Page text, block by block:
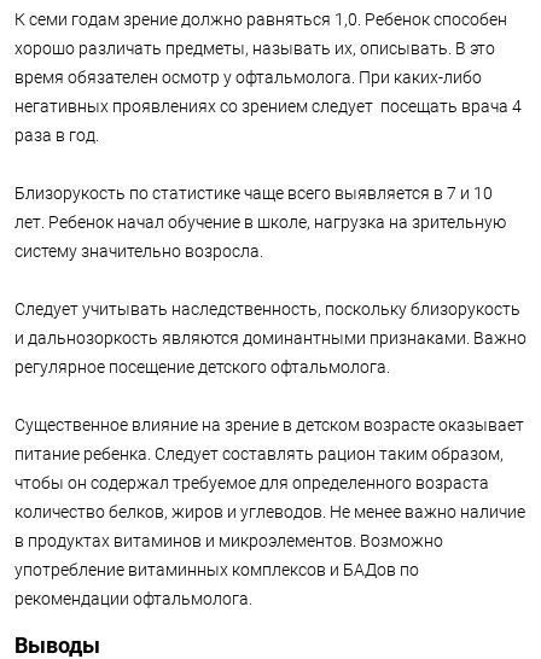
К семи годам зрение должно равняться 1,0. Ребенок способен
хорошо различать предметы, называть их, описывать. В это
время обязателен осмотр у офтальмолога. При каких-либо
негативных проявлениях со зрением следует посещать врача 4
раза в год.
Близорукость по статистике чаще всего выявляется в 7 и 10
лет. Ребенок начал обучение в школе, нагрузка на зрительную
систему значительно возросла.
Следует учитывать наследственность, поскольку близорукость
и дальнозоркость являются доминантными признаками. Важно
регулярное посещение детского офтальмолога.
Существенное влияние на зрение в детском возрасте оказывает
питание ребенка. Следует составлять рацион таким образом,
чтобы он содержал требуемое для определенного возраста
количество белков, жиров и углеводов. Не менее важно наличие
в продуктах витаминов и микроэлементов. Возможно
употребление витаминных комплексов и БАДов по
рекомендации офтальмолога.
Выводы